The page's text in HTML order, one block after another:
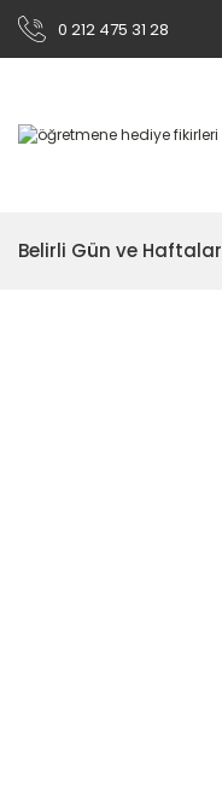
0 212 475 31 28
Belirli Gün ve Haftalar